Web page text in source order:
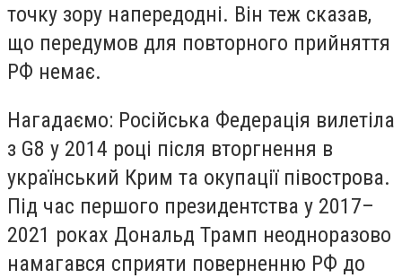
точку зору напередодні. Він теж сказав,
що передумов для повторного прийняття
РФ немає.
Нагадаємо: Російська Федерація вилетіла
з G8 у 2014 році після вторгнення в
український Крим та окупації півострова.
Під час першого президентства у 2017–
2021 роках Дональд Трамп неодноразово
намагався сприяти поверненню РФ до